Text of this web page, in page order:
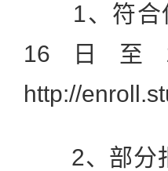
1、符合保
16日
http://
2、部分报